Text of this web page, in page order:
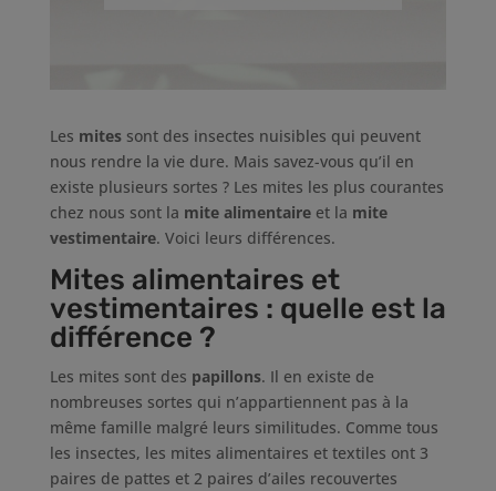
Les mites sont des insectes nuisibles qui peuvent
nous rendre la vie dure. Mais savez-vous qu’il en
existe plusieurs sortes ? Les mites les plus courantes
chez nous sont la mite alimentaire et la mite
vestimentaire. Voici leurs différences.
Mites alimentaires et
vestimentaires : quelle est la
différence ?
Les mites sont des papillons. Il en existe de
nombreuses sortes qui n’appartiennent pas à la
même famille malgré leurs similitudes. Comme tous
les insectes, les mites alimentaires et textiles ont 3
paires de pattes et 2 paires d’ailes recouvertes